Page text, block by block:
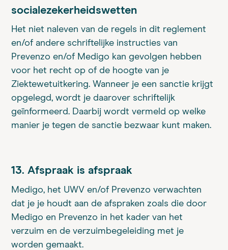
socialezekerheidswetten
Het niet naleven van de regels in dit reglement
en/of andere schriftelijke instructies van
Prevenzo en/of Medigo kan gevolgen hebben
voor het recht op of de hoogte van je
Ziektewetuitkering. Wanneer je een sanctie krijgt
opgelegd, wordt je daarover schriftelijk
geïnformeerd. Daarbij wordt vermeld op welke
manier je tegen de sanctie bezwaar kunt maken.
13. Afspraak is afspraak
Medigo, het UWV en/of Prevenzo verwachten
dat je je houdt aan de afspraken zoals die door
Medigo en Prevenzo in het kader van het
verzuim en de verzuimbegeleiding met je
worden gemaakt.